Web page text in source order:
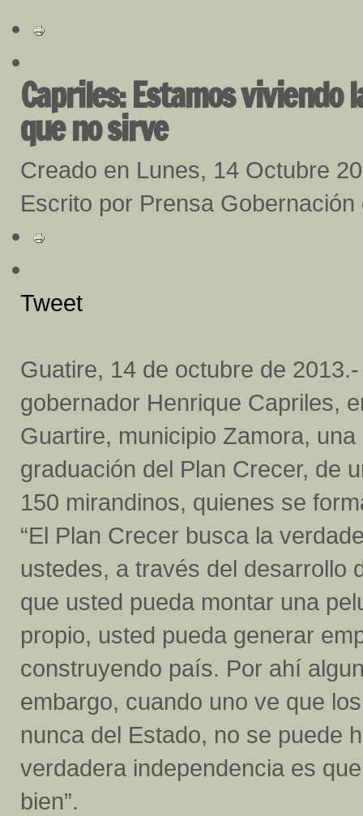
Capriles: Estamos viviendo
que no sirve
Creado en Lunes, 14 Octubre
Escrito por Prensa Gobernación
Tweet
Guatire, 14 de octubre de
gobernador Henrique Capriles,
Guartire, municipio Zamora, una
graduación del Plan Crecer, de
150 mirandinos, quienes se
“El Plan Crecer busca la
ustedes, a través del desarrollo
que usted pueda montar una
propio, usted pueda generar
construyendo país. Por ahí
embargo, cuando uno ve que
nunca del Estado, no se puede
verdadera independencia es
bien”.